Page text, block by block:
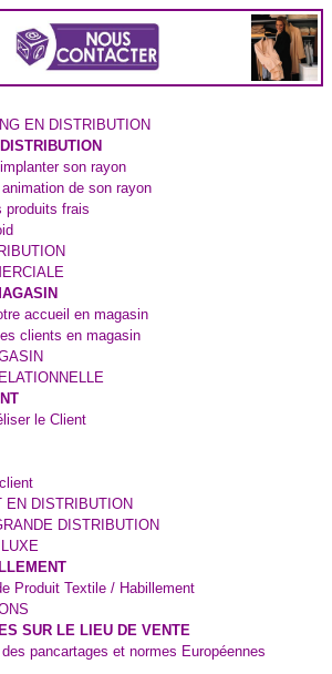
EN DISTRIBUTION
son rayon
de son rayon
produits frais
accueil en magasin
clients en magasin
le Client
EN DISTRIBUTION
DISTRIBUTION
Produit Textile / Habillement
SUR LE LIEU DE VENTE
pancartages et normes Européennes